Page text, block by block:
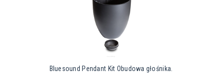
Bluesound Pendant Kit Obudowa głośnika.